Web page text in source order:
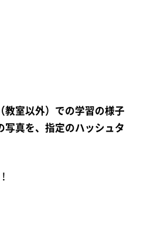
室以外）での学習の様子
真を、指定のハッシュタ